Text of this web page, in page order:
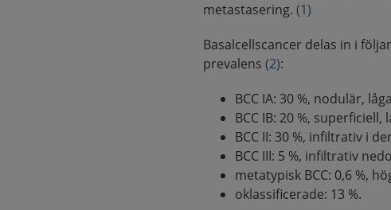
metastasering.(1)
Basalcellscancer delas in i
prevalens(2):
BCC IA: 30 %, nodulär,
BCC IB: 20 %, superficiell,
BCC II: 30 %, infiltrativ i
BCC III: 5 %, infiltrativ
metatypisk BCC: 0,6 %,
oklassificerade: 13 %.